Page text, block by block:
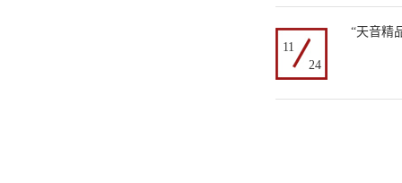
11
24
“天音精